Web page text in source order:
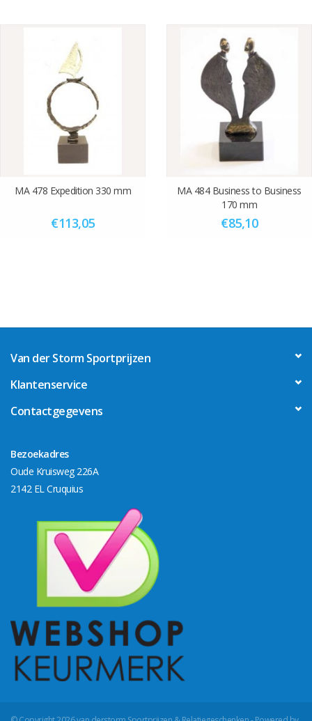
MA 478 Expedition 330 mm
€113,05
MA 484 Business to Business
170 mm
€85,10
Van der Storm Sportprijzen
Klantenservice
Contactgegevens
Bezoekadres
Oude Kruisweg 226A
2142 EL Cruquius